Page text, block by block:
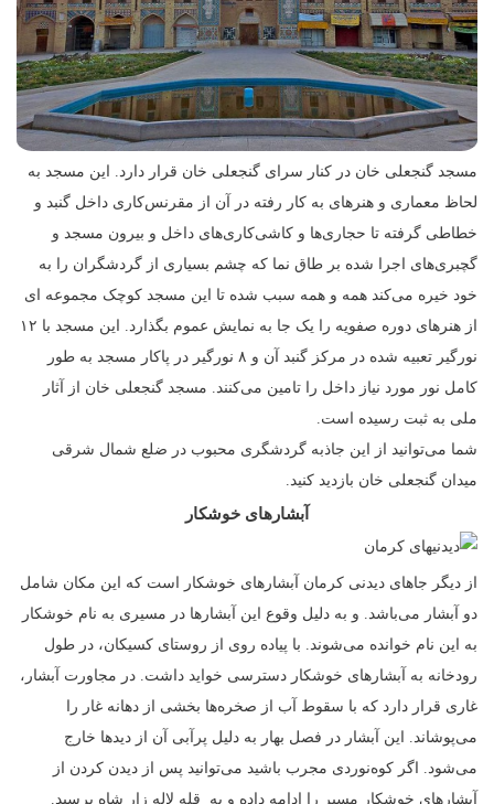
مسجد گنجعلی ‌خان در کنار سرای گنجعلی خان قرار دارد. این مسجد به
لحاظ معماری و هنرهای به کار رفته در آن از مقرنس‌کاری داخل گنبد و
خطاطی گرفته تا حجاری‌ها و کاشی‌کاری‌های داخل و بیرون مسجد و
گچبری‌های اجرا شده بر طاق نما که چشم بسیاری از گردشگران را به
خود خیره می‌کند همه و همه سبب شده تا این مسجد کوچک مجموعه ای
از هنرهای دوره صفویه را یک جا به نمایش عموم بگذارد. این مسجد با ۱۲
نورگیر‌ تعبیه شده در مرکز گنبد آن و ۸ نورگیر در پاکار مسجد به طور
کامل نور مورد نیاز داخل را تامین می‌کنند. مسجد گنجعلی خان از آثار
ملی به ثبت رسیده است.
شما می‌توانید از این جاذبه گردشگری محبوب در ضلع شمال شرقی
میدان گنجعلی خان بازدید کنید.
آبشارهای خوشکار
از دیگر جاهای دیدنی کرمان آبشار‌های خوشکار است که این مکان شامل
دو آبشار می‌باشد. و به دلیل وقوع این آبشارها در مسیری به نام خوشکار
به این نام خوانده می‌شوند. با پیاده روی از روستای کسیکان، در طول
رودخانه به آبشارهای خوشکار دسترسی خواید داشت. در مجاورت آبشار،
غاری قرار دارد که با سقوط آب از صخره‌ها بخشی از دهانه غار را
می‌پوشاند. این آبشار در فصل بهار به دلیل پرآبی آن از دید‌ها خارج
می‌شود. اگر کوه‌نوردی مجرب باشید می‌توانید پس از دیدن کردن از
آبشار‌های خوشکار مسیر را ادامه داده و به قله لاله زار شاه برسید.